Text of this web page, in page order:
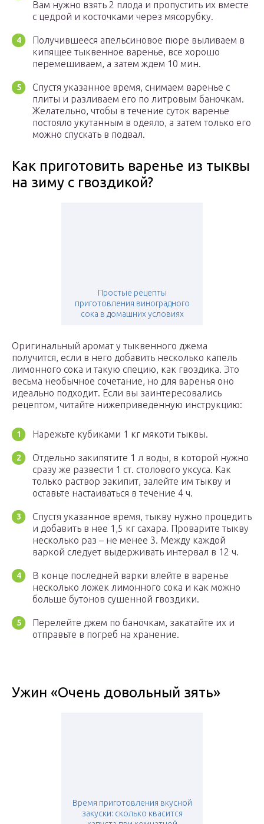
Вам нужно взять 2 плода и пропустить их вместе
с цедрой и косточками через мясорубку.
Получившееся апельсиновое пюре выливаем в
кипящее тыквенное варенье, все хорошо
перемешиваем, а затем ждем 10 мин.
Спустя указанное время, снимаем варенье с
плиты и разливаем его по литровым баночкам.
Желательно, чтобы в течение суток варенье
постояло укутанным в одеяло, а затем только его
можно спускать в подвал.
Как приготовить варенье из тыквы
на зиму с гвоздикой?
Простые рецепты
приготовления виноградного
сока в домашних условиях
Оригинальный аромат у тыквенного джема
получится, если в него добавить несколько капель
лимонного сока и такую специю, как гвоздика. Это
весьма необычное сочетание, но для варенья оно
идеально подходит. Если вы заинтересовались
рецептом, читайте нижеприведенную инструкцию:
Нарежьте кубиками 1 кг мякоти тыквы.
Отдельно закипятите 1 л воды, в которой нужно
сразу же развести 1 ст. столового уксуса. Как
только раствор закипит, залейте им тыкву и
оставьте настаиваться в течение 4 ч.
Спустя указанное время, тыкву нужно процедить
и добавить в нее 1,5 кг сахара. Проварите тыкву
несколько раз – не менее 3. Между каждой
варкой следует выдерживать интервал в 12 ч.
В конце последней варки влейте в варенье
несколько ложек лимонного сока и как можно
больше бутонов сушенной гвоздики.
Перелейте джем по баночкам, закатайте их и
отправьте в погреб на хранение.
Ужин «Очень довольный зять»
Время приготовления вкусной
закуски: сколько квасится